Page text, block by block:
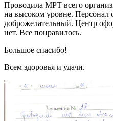
Проводила МРТ всего
на высоком уровне. Персонал
доброжелательный. Центр
нет. Все понравилось.
Большое спасибо!
Всем здоровья и удачи.